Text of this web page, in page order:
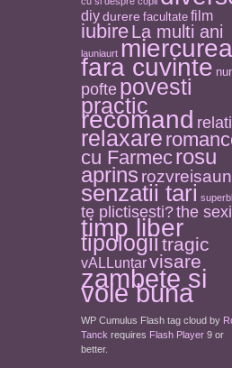
diydurere facultate film
iubireLa multi ani
launiaurt miercurea
fara cuvinte
pofte povesti
practic
recomand
relaxare
cu Farmecrosu
aprins
senzatii tari
te plictisesti?the
timp liber
tipologiitragic
vALLuntarvisare
zambete si
voie buna
WP Cumulus Flash tag cloud by
Tanck requires Flash Player 9 or
better.